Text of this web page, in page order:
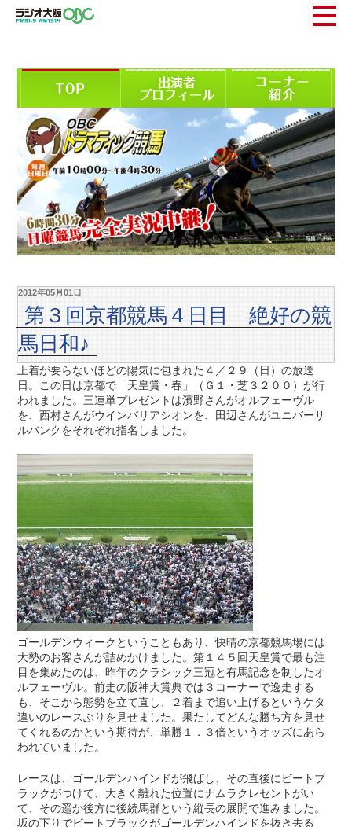
2012年05月01日
第３回京都競馬４日目 絶好の競
馬日和♪
上着が要らないほどの陽気に包まれた４／２９（日）の放送
日。この日は京都で「天皇賞・春」（Ｇ１・芝３２００）が行
われました。三連単プレゼントは濱野さんがオルフェーヴル
を、西村さんがウインバリアシオンを、田辺さんがユニバーサ
ルバンクをそれぞれ指名しました。
ゴールデンウィークということもあり、快晴の京都競馬場には
大勢のお客さんが詰めかけました。第１４５回天皇賞で最も注
目を集めたのは、昨年のクラシック三冠と有馬記念を制したオ
ルフェーヴル。前走の阪神大賞典では３コーナーで逸走する
も、そこから態勢を立て直し、２着まで追い上げるというケタ
違いのレースぶりを見せました。果たしてどんな勝ち方を見せ
てくれるのかという期待が、単勝１．３倍というオッズにあら
われていました。
レースは、ゴールデンハインドが飛ばし、その直後にビートブ
ラックがつけて、大きく離れた位置にナムラクレセントがい
て、その遥か後方に後続馬群という縦長の展開で進みました。
坂の下りでビートブラックがゴールデンハインドを抜き去る